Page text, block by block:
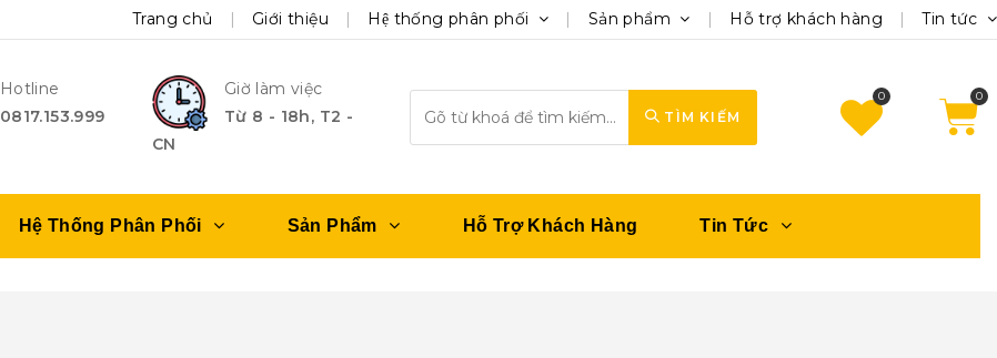
Trang chủ Giới thiệu Hệ thống phân phối Sản phẩm Hỗ trợ khách hàng Tin tức
Hotline
0817.153.999
Giờ làm việc
Từ 8 - 18h, T2 -
CN
TÌM KIẾM
0
Hệ Thống Phân Phối Sản Phẩm Hỗ Trợ Khách Hàng Tin Tức